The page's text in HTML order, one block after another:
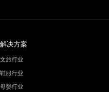
解决方案
文旅行业
鞋服行业
母婴行业